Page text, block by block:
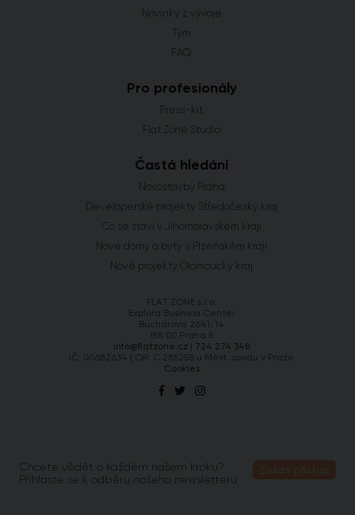
Novinky z vývoje
Tým
FAQ
Pro profesionály
Press-kit
Flat Zone Studio
Častá hledání
Novostavby Praha
Developerské projekty Středočeský kraj
Co se staví v Jihomoravském kraji
Nové domy a byty v Plzeňském kraji
Nové projekty Olomoucký kraj
FLAT ZONE s.r.o.
Explora Business Center
Bucharova 2641/14
158 00 Praha 5
info@flatzone.cz
724 274 348
IČ: 06682634 | OR: C 285258 u Měst. soudu v Praze
Cookies
Chcete vědět o každém našem kroku?
Přihlaste se k odběru našeho newsletteru
Získat přístup